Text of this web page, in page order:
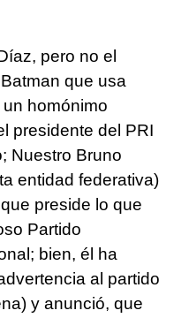
pero no el
que usa
homónimo
presidente del PRI
Nuestro Bruno
entidad federativa)
preside lo que
Partido
bien, él ha
al partido
y anunció, que